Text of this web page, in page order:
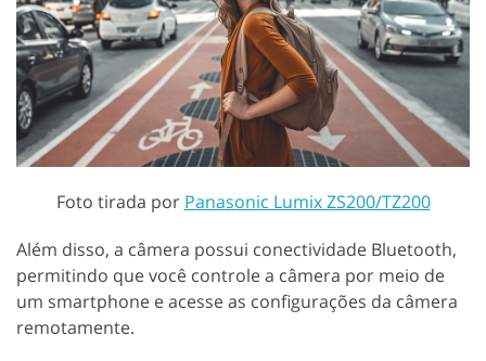
Foto tirada por Panasonic Lumix ZS200/TZ200
Além disso, a câmera possui conectividade Bluetooth,
permitindo que você controle a câmera por meio de
um smartphone e acesse as configurações da câmera
remotamente.